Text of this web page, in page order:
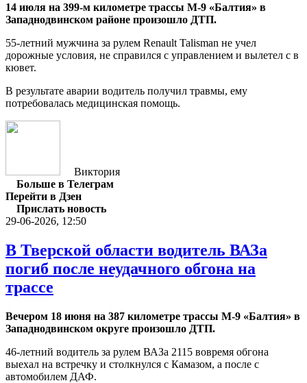
14 июля на 399-м километре трассы М-9 «Балтия» в
Западнодвинском районе произошло ДТП.
55-летний мужчина за рулем Renault Talisman не учел
дорожные условия, не справился с управлением и вылетел с в
кювет.
В результате аварии водитель получил травмы, ему
потребовалась медицинская помощь.
Виктория
Больше в Телеграм
Перейти в Дзен
Прислать новость
29-06-2026, 12:50
В Тверской области водитель ВАЗа
погиб после неудачного обгона на
трассе
Вечером 18 июня на 387 километре трассы М-9 «Балтия» в
Западнодвинском округе произошло ДТП.
46-летний водитель за рулем ВАЗа 2115 вовремя обгона
выехал на встречку и столкнулся с Камазом, а после с
автомобилем ДАФ.